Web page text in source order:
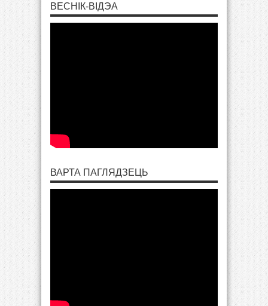
ВЕСНІК-ВІДЭА
ВАРТА ПАГЛЯДЗЕЦЬ